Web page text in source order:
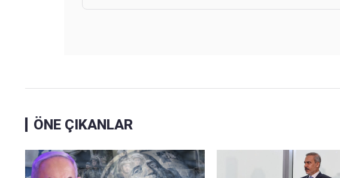
ÖNE ÇIKANLAR